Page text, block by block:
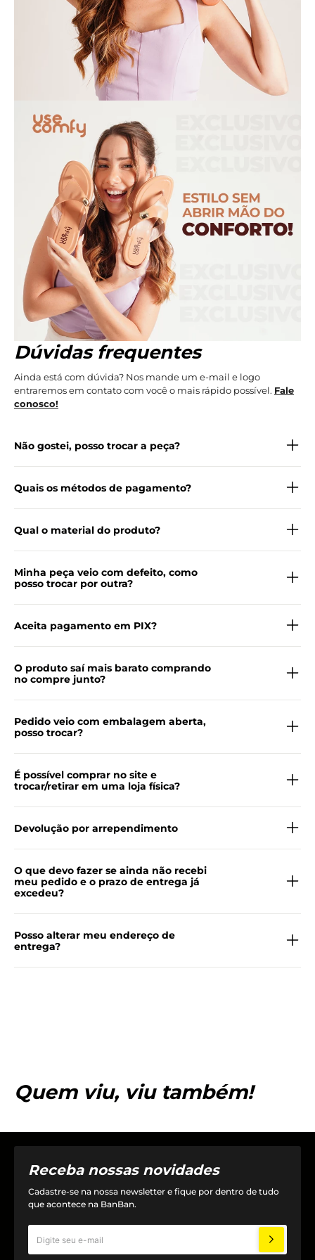
Dúvidas frequentes
Ainda está com dúvida? Nos mande um e-mail e logo
entraremos em contato com você o mais rápido possível. Fale
conosco!
Não gostei, posso trocar a peça?
Quais os métodos de pagamento?
Qual o material do produto?
Minha peça veio com defeito, como
posso trocar por outra?
Aceita pagamento em PIX?
O produto saí mais barato comprando
no compre junto?
Pedido veio com embalagem aberta,
posso trocar?
É possível comprar no site e
trocar/retirar em uma loja física?
Devolução por arrependimento
O que devo fazer se ainda não recebi
meu pedido e o prazo de entrega já
excedeu?
Posso alterar meu endereço de
entrega?
Quem viu, viu também!
Receba nossas novidades
Cadastre-se na nossa newsletter e fique por dentro de tudo
que acontece na BanBan.